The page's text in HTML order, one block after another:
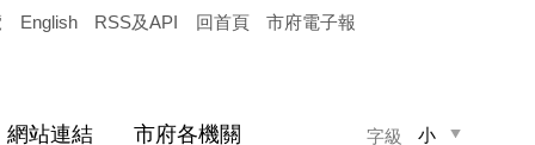
English RSS及API 回首頁 市府電子報
字級 小
網站連結 市府各機關